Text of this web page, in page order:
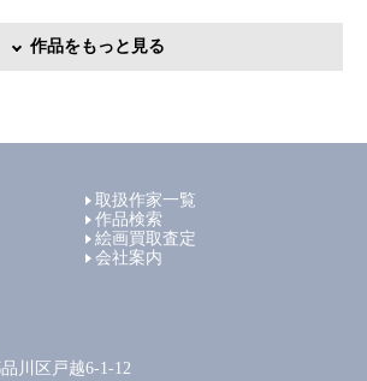
作品をもっと見る
取扱作家一覧
作品検索
絵画買取査定
会社案内
川区戸越6-1-12